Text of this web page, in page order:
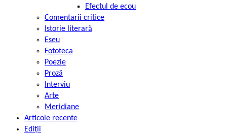
Efectul de ecou
Comentarii critice
Istorie literară
Eseu
Fototeca
Poezie
Proză
Interviu
Arte
Meridiane
Articole recente
Ediții